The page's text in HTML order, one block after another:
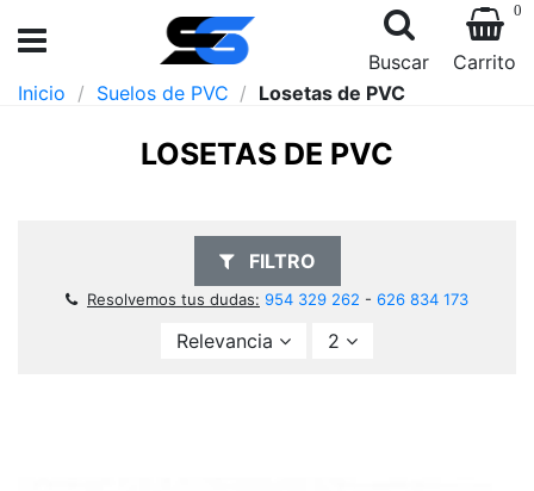
Buscar
0
Carrito
Inicio
Suelos de PVC Losetas de PVC
LOSETAS DE PVC
FILTRO
Resolvemos tus dudas: 954 329 262 - 626 834 173
Relevancia 2